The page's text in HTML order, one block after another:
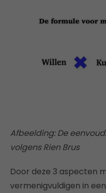
Afbeelding: De
volgens Rien Brus
Door deze 3 aspecten
vermenigvuldigen in